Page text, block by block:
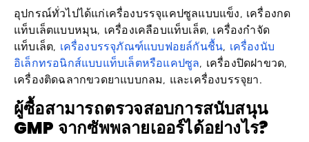
แท็บเล็ตแบบหมุน, เครื่องเคลือบแท็บเล็ต, เครื่องกำจัด
แท็บเล็ต,เครื่องบรรจุภัณฑ์แบบฟอยล์กันชื้น,เครื่องนับ
อิเล็กทรอนิกส์แบบแท็บเล็ตหรือแคปซูล, เครื่องปิดฝาขวด,
เครื่องติดฉลากขวดยาแบบกลม, และเครื่องบรรจุยา.
ผู้ซื้อสามารถตรวจสอบการสนับสนุน
GMP จากซัพพลายเออร์ได้อย่างไร?